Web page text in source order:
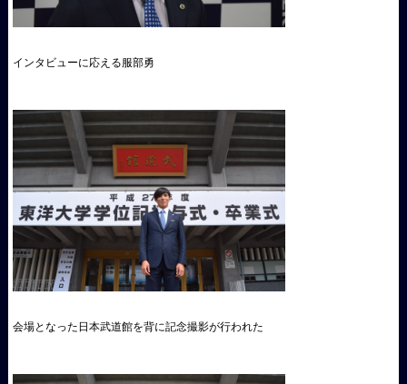
インタビューに応える服部勇
会場となった日本武道館を背に記念撮影が行われた